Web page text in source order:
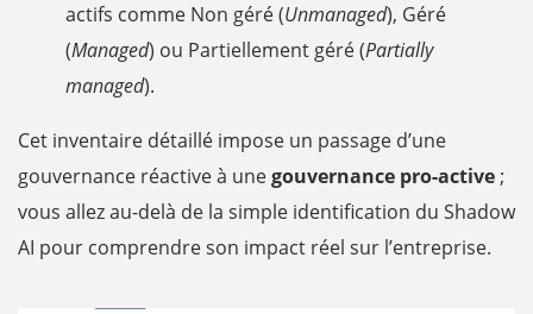
actifs comme Non géré (Unmanaged), Géré
(Managed) ou Partiellement géré (Partially
managed).
Cet inventaire détaillé impose un passage d’une
gouvernance réactive à unegouvernance pro-active ;
vous allez au-delà de la simple identification du Shadow
AI pour comprendre son impact réel sur l’entreprise.